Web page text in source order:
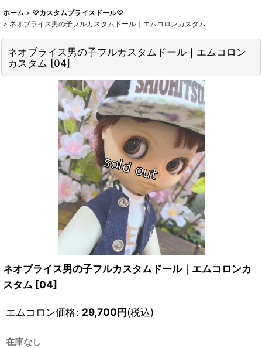
ホーム > ♡カスタムブライスドール♡
> ネオブライス男の子フルカスタムドール｜エムコロンカスタム
ネオブライス男の子フルカスタムドール｜エムコロン
カスタム [04]
ネオブライス男の子フルカスタムドール｜エムコロンカ
スタム [04]
エムコロン価格: 29,700円(税込)
在庫なし